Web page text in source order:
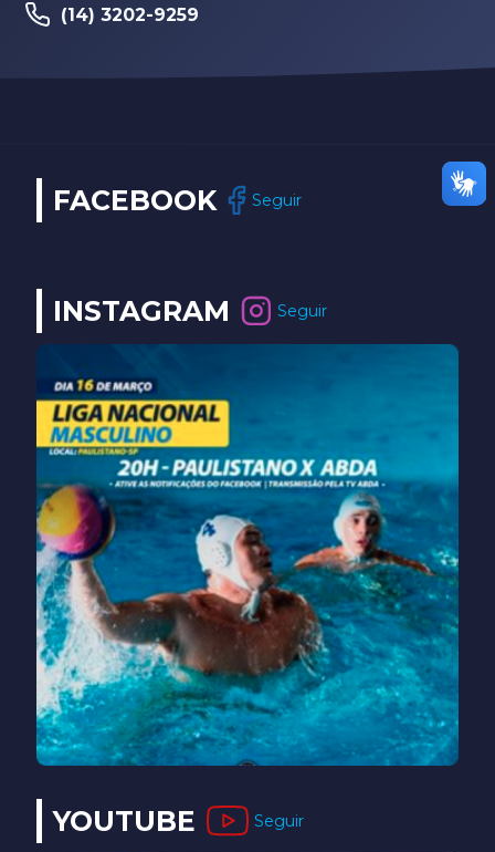
(14) 3202-9259
FACEBOOK Seguir
INSTAGRAM Seguir
YOUTUBE Seguir